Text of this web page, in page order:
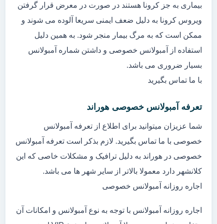
بیماری به جز کرونا هستند در صورت در معرض قرار گرفتن
ویروس کرونا به دلیل ضعف ایمنی سریعا آلوده می شوند و
ممکن است که به مرگ بیمار منجر شود. به همین دلیل
استفاده از آمبولانس خصوصی و داشتن شماره آمبولانس
بسیار ضروری می باشد.
با ما تماس بگیرید
تعرفه آمبولانس خصوصی هوراند
شما عزیزان میتوانید برای اطلاع از تعرفه آمبولانس
خصوصی با ما تماس بگیرید. لازم بذکر است تعرفه آمبولانس
خصوصی در هوراند به دلیل ترافیک و مشکلات خاصی که این
کلانشهر دارد معمولا بالاتر از سایر شهر ها می باشد.
اجاره روزانه آمبولانس خصوصی
اجاره روزانه آمبولانس با توجه به نوع آمبولانس و امکانات آن